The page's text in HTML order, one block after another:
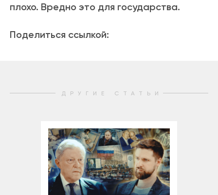
плохо. Вредно это для государства.
Поделиться ссылкой:
ДРУГИЕ СТАТЬИ